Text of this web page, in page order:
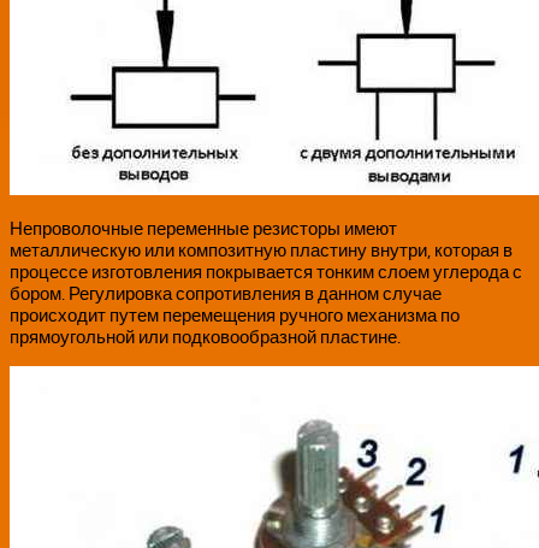
Непроволочные переменные резисторы имеют
металлическую или композитную пластину внутри, которая в
процессе изготовления покрывается тонким слоем углерода с
бором. Регулировка сопротивления в данном случае
происходит путем перемещения ручного механизма по
прямоугольной или подковообразной пластине.